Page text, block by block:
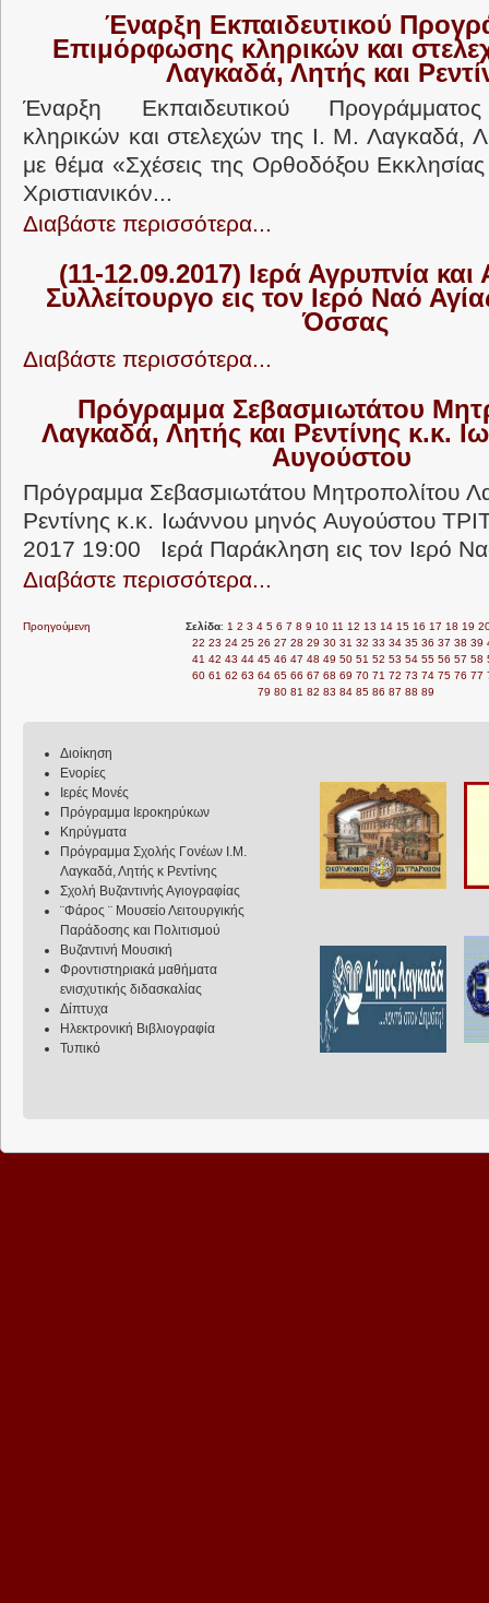
Έναρξη Εκπαιδευτικού
Επιμόρφωσης κληρικών και
Λαγκαδά, Λητής και
Έναρξη Εκπαιδευτικού
κληρικών και στελεχών της Ι. Μ. Λαγκαδά,
με θέμα «Σχέσεις της Ορθοδόξου
Χριστιανικόν...
Διαβάστε περισσότερα...
(11-12.09.2017) Ιερά Αγρυπνία και
Συλλείτουργο εις τον Ιερό Ναό
Όσσας
Διαβάστε περισσότερα...
Πρόγραμμα Σεβασμιωτάτου
Λαγκαδά, Λητής και Ρεντίνης κ.κ.
Αυγούστου
Πρόγραμμα Σεβασμιωτάτου Μητροπολίτου
Ρεντίνης κ.κ. Ιωάννου μηνός Αυγούστου
2017 19:00 Ιερά Παράκληση εις τον Ιερό
Διαβάστε περισσότερα...
Προηγούμενη Σελίδα: 1 2 3 4 5 6 7 8 9 10 11 12 13 14 15 16 17 18 19
22 23 24 25 26 27 28 29 30 31 32 33 34 35 36 37 38 39
41 42 43 44 45 46 47 48 49 50 51 52 53 54 55 56 57 58
60 61 62 63 64 65 66 67 68 69 70 71 72 73 74 75 76 77
79 80 81 82 83 84 85 86 87 88 89
Διοίκηση
Ενορίες
Ιερές Μονές
Πρόγραμμα Ιεροκηρύκων
Κηρύγματα
Πρόγραμμα Σχολής Γονέων Ι.Μ.
Λαγκαδά, Λητής κ Ρεντίνης
Σχολή Βυζαντινής Αγιογραφίας
¨Φάρος ¨ Μουσείο Λειτουργικής
Παράδοσης και Πολιτισμού
Βυζαντινή Μουσική
Φροντιστηριακά μαθήματα
ενισχυτικής διδασκαλίας
Δίπτυχα
Ηλεκτρονική Βιβλιογραφία
Τυπικό